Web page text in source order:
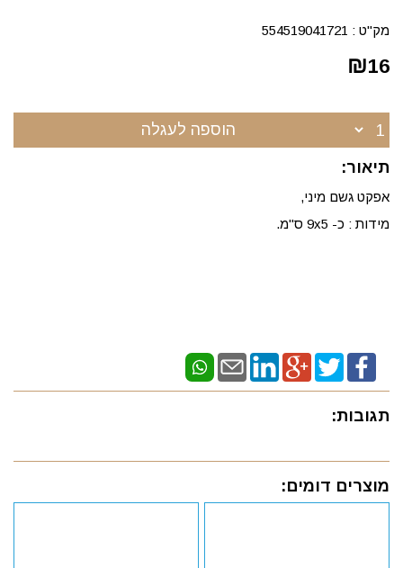
מק"ט : 554519041721
₪16
הוספה לעגלה
תיאור:
אפקט גשם מיני,
מידות : כ- 9x5 ס"מ.
תגובות:
מוצרים דומים: